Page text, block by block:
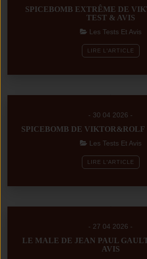
SPICEBOMB EXTRÊME DE
TEST & AVIS
Les Tests Et Avis
LIRE L'ARTICLE
- 30 04 2026 -
SPICEBOMB DE VIKTOR&ROLF
Les Tests Et Avis
LIRE L'ARTICLE
- 27 04 2026 -
LE MALE DE JEAN PAUL
AVIS